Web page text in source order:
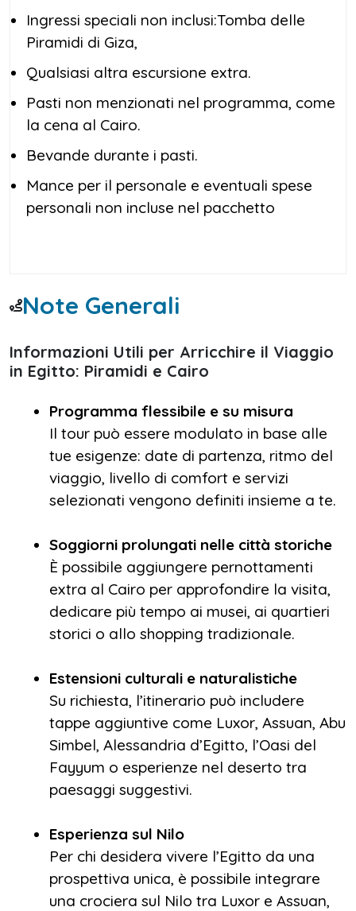
Ingressi speciali non inclusi:Tomba delle
Piramidi di Giza,
Qualsiasi altra escursione extra.
Pasti non menzionati nel programma, come
la cena al Cairo.
Bevande durante i pasti.
Mance per il personale e eventuali spese
personali non incluse nel pacchetto
Note Generali
Informazioni Utili per Arricchire il Viaggio
in Egitto: Piramidi e Cairo
Programma flessibile e su misura
Il tour può essere modulato in base alle
tue esigenze: date di partenza, ritmo del
viaggio, livello di comfort e servizi
selezionati vengono definiti insieme a te.
Soggiorni prolungati nelle città storiche
È possibile aggiungere pernottamenti
extra al Cairo per approfondire la visita,
dedicare più tempo ai musei, ai quartieri
storici o allo shopping tradizionale.
Estensioni culturali e naturalistiche
Su richiesta, l’itinerario può includere
tappe aggiuntive come Luxor, Assuan, Abu
Simbel, Alessandria d’Egitto, l’Oasi del
Fayyum o esperienze nel deserto tra
paesaggi suggestivi.
Esperienza sul Nilo
Per chi desidera vivere l’Egitto da una
prospettiva unica, è possibile integrare
una crociera sul Nilo tra Luxor e Assuan,